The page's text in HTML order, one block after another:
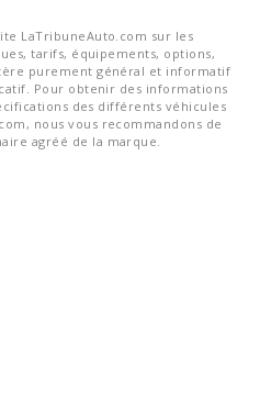
LaTribuneAuto.com sur les
tarifs, équipements, options,
purement général et informatif
Pour obtenir des informations
des différents véhicules
nous vous recommandons de
agréé de la marque.